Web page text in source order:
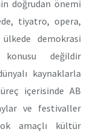
doğrudan önemi
tiyatro, opera,
demokrasi
değildir
kaynaklarla
içerisinde AB
ve festivaller
amaçlı kültür